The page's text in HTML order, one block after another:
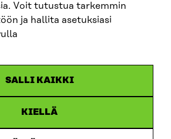
Voit tutustua tarkemmin
ja hallita asetuksiasi
SALLI KAIKKI
KIELLÄ